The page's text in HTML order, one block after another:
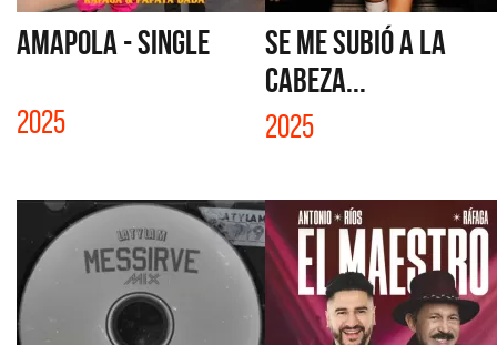
AMAPOLA - SINGLE
2025
SE ME SUBIÓ A LA
CABEZA...
2025